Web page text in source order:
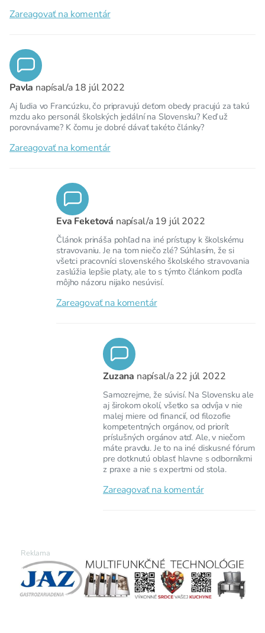
Zareagovať na komentár
Pavla napísal/a 18 júl 2022
Aj ľudia vo Francúzku, čo pripravujú deťom obedy pracujú za takú
mzdu ako personál školských jedální na Slovensku? Keď už
porovnávame? K čomu je dobré dávať takéto články?
Zareagovať na komentár
Eva Feketová napísal/a 19 júl 2022
Článok prináša pohľad na iné prístupy k školskému
stravovaniu. Je na tom niečo zlé? Súhlasím, že si
všetci pracovníci slovenského školského stravovania
zaslúžia lepšie platy, ale to s týmto článkom podľa
môjho názoru nijako nesúvisí.
Zareagovať na komentár
Zuzana napísal/a22 júl 2022
Samozrejme, že súvisí. Na Slovensku ale
aj širokom okolí, všetko sa odvíja v nie
malej miere od financií, od filozofie
kompetentných orgánov, od priorít
príslušných orgánov atď. Ale, v niečom
máte pravdu. Je to na iné diskusné fórum
pre dotknutú oblasť hlavne s odborníkmi
z praxe a nie s expertmi od stola.
Zareagovať na komentár